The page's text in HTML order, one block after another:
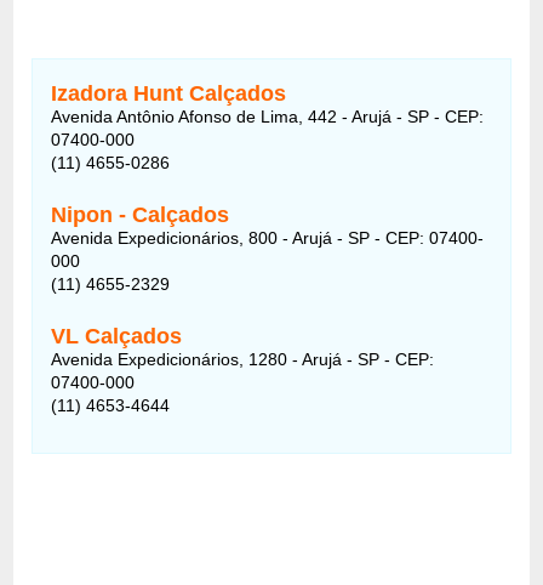
Izadora Hunt Calçados
Avenida Antônio Afonso de Lima, 442 - Arujá - SP - CEP:
07400-000
(11) 4655-0286
Nipon - Calçados
Avenida Expedicionários, 800 - Arujá - SP - CEP: 07400-
000
(11) 4655-2329
VL Calçados
Avenida Expedicionários, 1280 - Arujá - SP - CEP:
07400-000
(11) 4653-4644